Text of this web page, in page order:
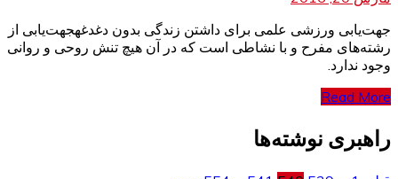
جهت‌یابی ورزشی علمی برای داشتن زندگی بدون دغدغهجهت‌یابی از
رشته‌های مفرح و با نشاطی است که در آن هیچ تنش روحی و روانی
وجود ندارد.
Read More
راهبری نوشته‌ها